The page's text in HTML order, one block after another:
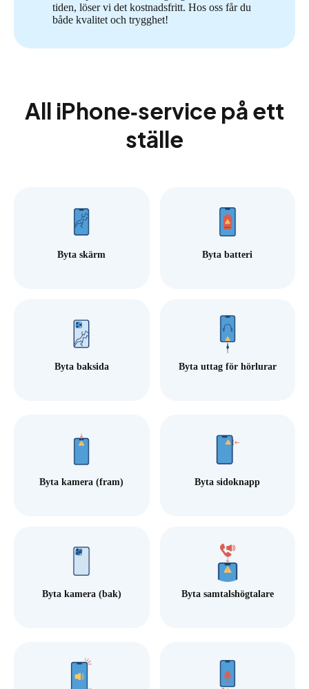
tiden, löser vi det kostnadsfritt. Hos oss får du
både kvalitet och trygghet!
All iPhone‑service på ett
ställe
Byta skärm Byta batteri
Byta baksida Byta uttag för hörlurar
Byta kamera (fram) Byta sidoknapp
Byta kamera (bak) Byta samtalshögtalare